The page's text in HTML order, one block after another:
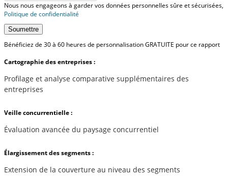
Nous nous engageons à garder vos données personnelles sûre et sécurisées,
Politique de confidentialité
Soumettre
Bénéficiez de 30 à 60 heures de personnalisation GRATUITE pour ce rapport
Cartographie des entreprises :
Profilage et analyse comparative supplémentaires des
entreprises
Veille concurrentielle :
Évaluation avancée du paysage concurrentiel
Élargissement des segments :
Extension de la couverture au niveau des segments